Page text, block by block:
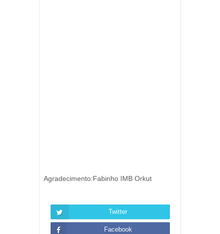
Agradecimento:Fabinho IMB Orkut
Twitter
Facebook